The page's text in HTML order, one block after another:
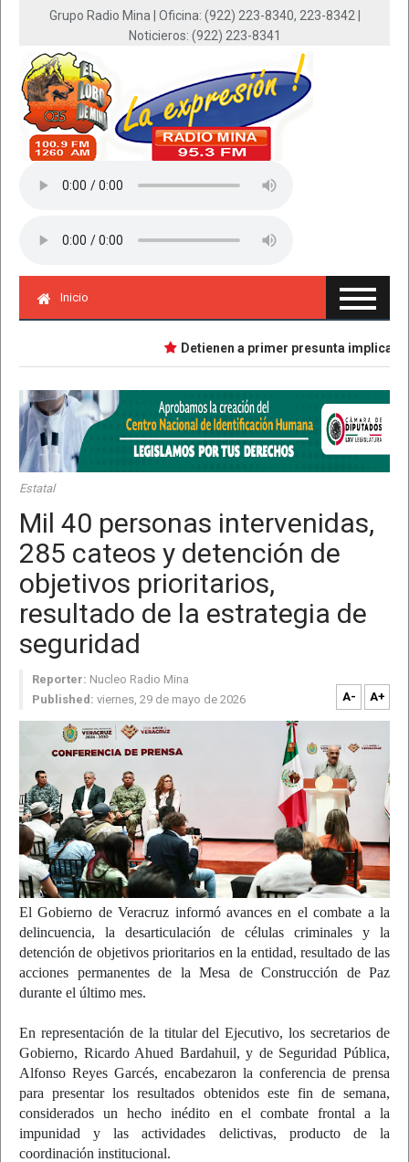
Grupo Radio Mina | Oficina: (922) 223-8340, 223-8342 |
Noticieros: (922) 223-8341
Inicio
Detienen a primer presunta implicada
Estatal
Mil 40 personas intervenidas,
285 cateos y detención de
objetivos prioritarios,
resultado de la estrategia de
seguridad
Reporter: Nucleo Radio Mina
Published: viernes, 29 de mayo de 2026 A- A+
El Gobierno de Veracruz informó avances en el combate a la
delincuencia, la desarticulación de células criminales y la
detención de objetivos prioritarios en la entidad, resultado de las
acciones permanentes de la Mesa de Construcción de Paz
durante el último mes.
En representación de la titular del Ejecutivo, los secretarios de
Gobierno, Ricardo Ahued Bardahuil, y de Seguridad Pública,
Alfonso Reyes Garcés, encabezaron la conferencia de prensa
para presentar los resultados obtenidos este fin de semana,
considerados un hecho inédito en el combate frontal a la
impunidad y las actividades delictivas, producto de la
coordinación institucional.